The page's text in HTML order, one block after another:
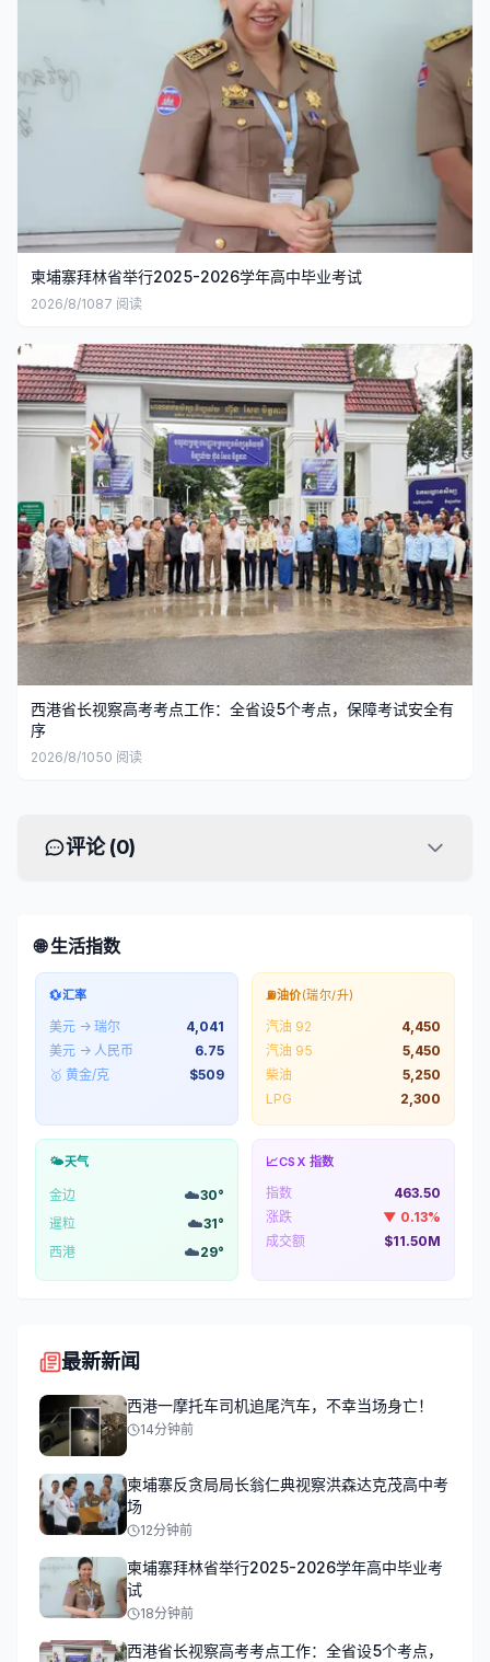
柬埔寨拜林省举行2025-2026学年高中毕业考试
2026/8/1087 阅读
西港省长视察高考考点工作：全省设5个考点，保障考试安全有
序
2026/8/1050 阅读
评论 (0)
🌐 生活指数
💱汇率
美元 → 瑞尔
4,041
美元 → 人民币
6.75
🥇 黄金/克
$509
⛽油价(瑞尔/升)
汽油 92
4,450
汽油 95
5,450
柴油
5,250
LPG
2,300
🌤️天气
金边 ☁️30°
暹粒
☁️31°
西港
☁️29°
📈CSX 指数
指数
463.50
涨跌
▼ 0.13%
成交额
$11.50M
最新新闻
西港一摩托车司机追尾汽车，不幸当场身亡！
14分钟前
柬埔寨反贪局局长翁仁典视察洪森达克茂高中考
场
12分钟前
柬埔寨拜林省举行2025-2026学年高中毕业考
试
18分钟前
西港省长视察高考考点工作：全省设5个考点，